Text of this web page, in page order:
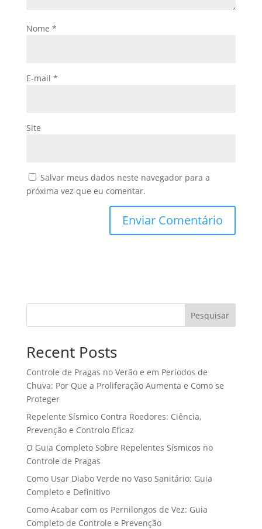
Nome *
E-mail *
Site
Salvar meus dados neste navegador para a
próxima vez que eu comentar.
Pesquisar
Recent Posts
Controle de Pragas no Verão e em Períodos de
Chuva: Por Que a Proliferação Aumenta e Como se
Proteger
Repelente Sísmico Contra Roedores: Ciência,
Prevenção e Controlo Eficaz
O Guia Completo Sobre Repelentes Sísmicos no
Controle de Pragas
Como Usar Diabo Verde no Vaso Sanitário: Guia
Completo e Definitivo
Como Acabar com os Pernilongos de Vez: Guia
Completo de Controle e Prevenção